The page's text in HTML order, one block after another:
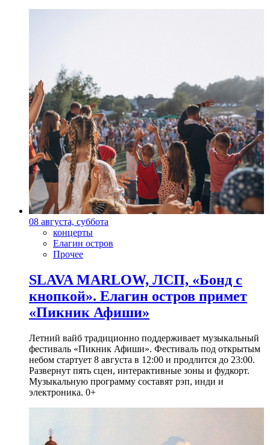
08 августа, суббота
концерты
Елагин остров
Прочее
SLAVA MARLOW, ЛСП, «Бонд с
кнопкой». Елагин остров примет
«Пикник Афиши»
Летний вайб традиционно поддерживает музыкальный
фестиваль «Пикник Афиши». Фестиваль под открытым
небом стартует 8 августа в 12:00 и продлится до 23:00.
Развернут пять сцен, интерактивные зоны и фудкорт.
Музыкальную программу составят рэп, инди и
электроника. 0+